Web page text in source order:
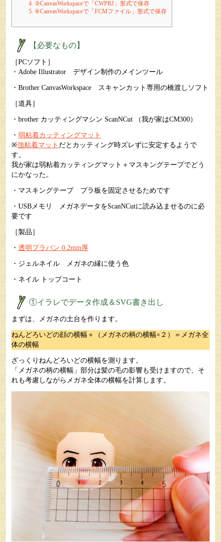
4. ③CanvasWorkspaceで「CWPRJ」形式で保存
5. ④CanvasWorkspaceで「FCMファイル」形式で保存
【必要なもの】
［PCソフト］
・ Adobe Illustrator デザイン制作のメインツール
・Brother CanvasWorkspace スキャンカット専用の橋渡しソフト
［道具］
・brother カッティングマシン ScanNCut （我が家はCM300）
・ 弱粘着カッティングマット
※強粘着マット だとカッティング時ズレずに安定するようで
す。
我が家は弱粘着カッティングマット＋マスキングテープでどう
にかなった。
・マスキングテーププラ板を固定させるためです
・USBメモリ
メガネデータをScanNCutに読み込ませるのに必
要です
［製品］
・ 透明プラバン 0.2mm厚
・ジェルネイル メガネの縁に使う色
・ネイル トップコート
①イラレでデータ作成＆SVG書き出し
まずは、メガネの土台を作ります。
ねんどろいどの顔の横幅＋（メガネの柄の横幅×２）＝メガネ全
体の横幅
ざっくりねんどろいどの横幅を測ります。
「メガネの柄の横幅」部分は髪の毛の影響も受けますので、そ
れも考慮しながらメガネ全体の横幅を計算します。